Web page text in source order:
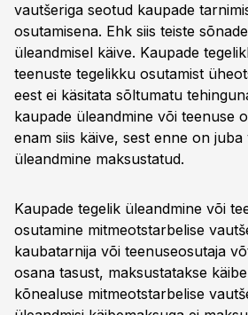
vautšeriga seotud kaupade
osutamisena. Ehk siis teiste
üleandmisel käive. Kaupade
teenuste tegelikku osutamist
eest ei käsitata sõltumatu
kaupade üleandmine või teenuse
enam siis käive, sest enne on
üleandmine maksustatud.
Kaupade tegelik üleandmine või
osutamine mitmeotstarbelise
kaubatarnija või teenuseosutaja
osana tasust, maksustatakse
kõnealuse mitmeotstarbelise